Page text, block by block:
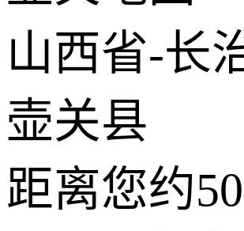
© 2026 AutoNavi - GS(2019)6379号
山西省-长
壶关县
距离您约